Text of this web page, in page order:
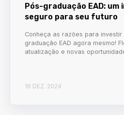
Pós-graduação EAD: um
seguro para seu futuro
Conheça as razões para investir
graduação EAD agora mesmo!
atualização e novas
16 DEZ. 2024